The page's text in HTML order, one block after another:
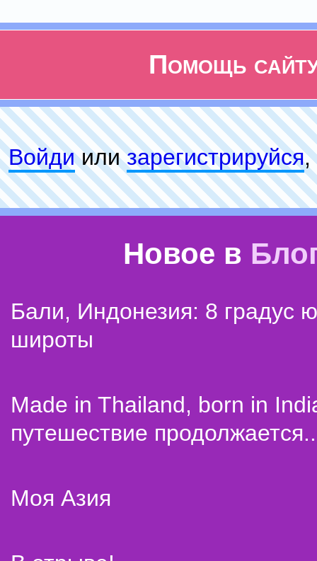
Помощь
Войдиилизарeгиcтpируйся,
Новое в
Бали, Индонезия: 8 градус
широты
Made in Thailand, born in
путешествие
Моя Азия